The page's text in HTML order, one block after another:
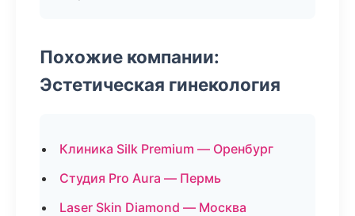
Похожие компании:
Эстетическая гинекология
Клиника Silk Premium — Оренбург
Студия Pro Aura — Пермь
Laser Skin Diamond — Москва